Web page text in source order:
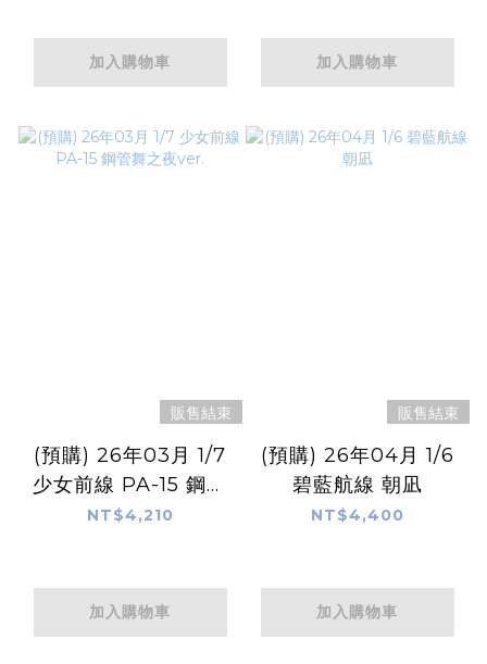
加入購物車 加入購物車
販售結束
(預購) 26年03月 1/7
少女前線 PA-15 鋼管
舞之夜ver.
NT$4,210
加入購物車
販售結束
(預購) 26年04月 1/6
碧藍航線 朝凪
NT$4,400
加入購物車